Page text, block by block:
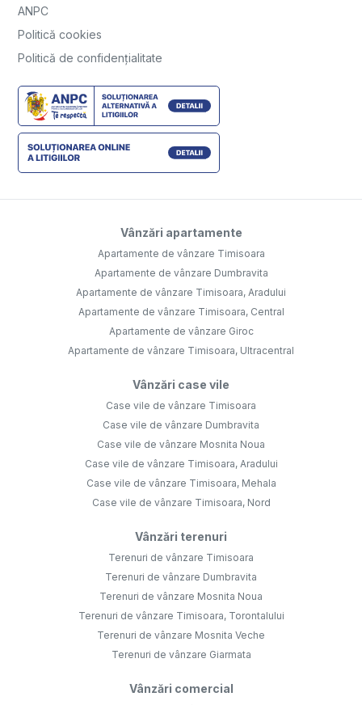
ANPC
Politică cookies
Politică de confidențialitate
Vânzări apartamente
Apartamente de vânzare Timisoara
Apartamente de vânzare Dumbravita
Apartamente de vânzare Timisoara, Aradului
Apartamente de vânzare Timisoara, Central
Apartamente de vânzare Giroc
Apartamente de vânzare Timisoara, Ultracentral
Vânzări case vile
Case vile de vânzare Timisoara
Case vile de vânzare Dumbravita
Case vile de vânzare Mosnita Noua
Case vile de vânzare Timisoara, Aradului
Case vile de vânzare Timisoara, Mehala
Case vile de vânzare Timisoara, Nord
Vânzări terenuri
Terenuri de vânzare Timisoara
Terenuri de vânzare Dumbravita
Terenuri de vânzare Mosnita Noua
Terenuri de vânzare Timisoara, Torontalului
Terenuri de vânzare Mosnita Veche
Terenuri de vânzare Giarmata
Vânzări comercial